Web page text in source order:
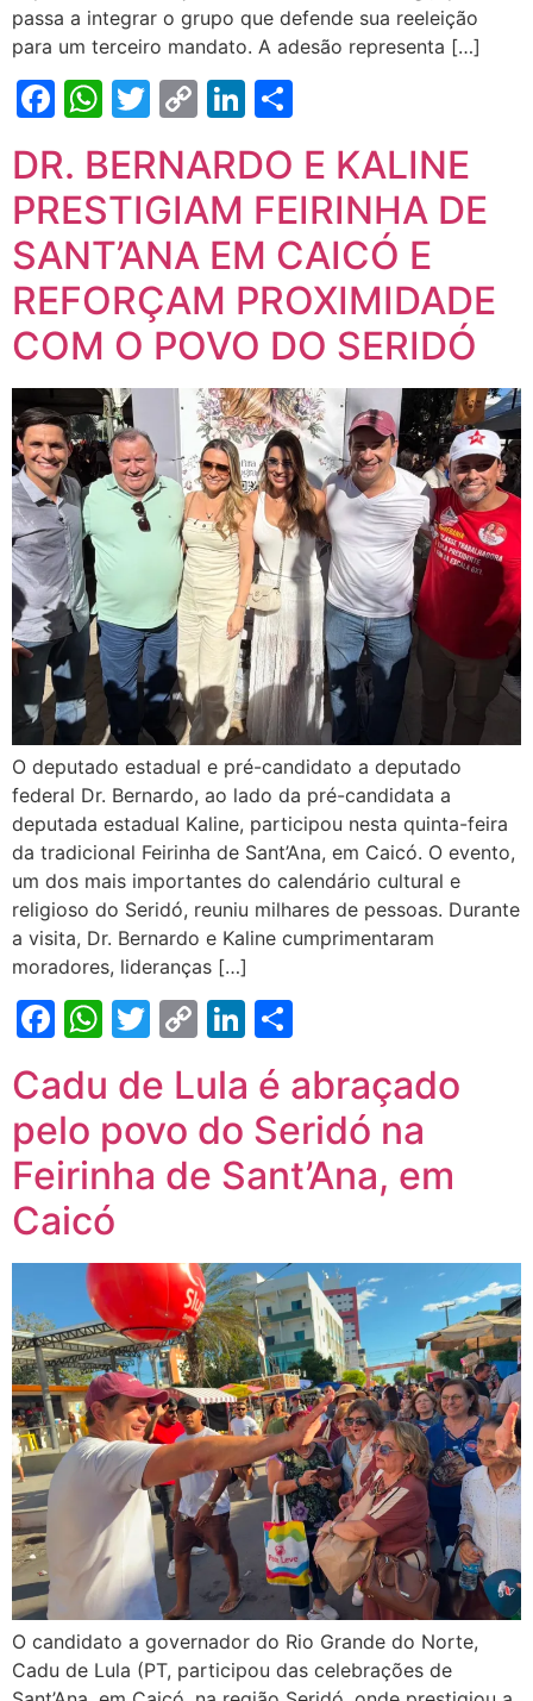
passa a integrar o grupo que defende sua reeleição
para um terceiro mandato. A adesão representa […]
Facebook
WhatsApp
Twitter
CopyLinkedIn
DR. BERNARDO E KALINE
PRESTIGIAM FEIRINHA DE
SANT’ANA EM CAICÓ E
REFORÇAM PROXIMIDADE
COM O POVO DO SERIDÓ
O deputado estadual e pré-candidato a deputado
federal Dr. Bernardo, ao lado da pré-candidata a
deputada estadual Kaline, participou nesta quinta-feira
da tradicional Feirinha de Sant’Ana, em Caicó. O evento,
um dos mais importantes do calendário cultural e
religioso do Seridó, reuniu milhares de pessoas. Durante
a visita, Dr. Bernardo e Kaline cumprimentaram
moradores, lideranças […]
Facebook
WhatsApp
Twitter
Copy
Link
LinkedIn
Cadu de Lula é abraçado
pelo povo do Seridó na
Feirinha de Sant’Ana, em
Caicó
O candidato a governador do Rio Grande do Norte,
Cadu de Lula (PT, participou das celebrações de